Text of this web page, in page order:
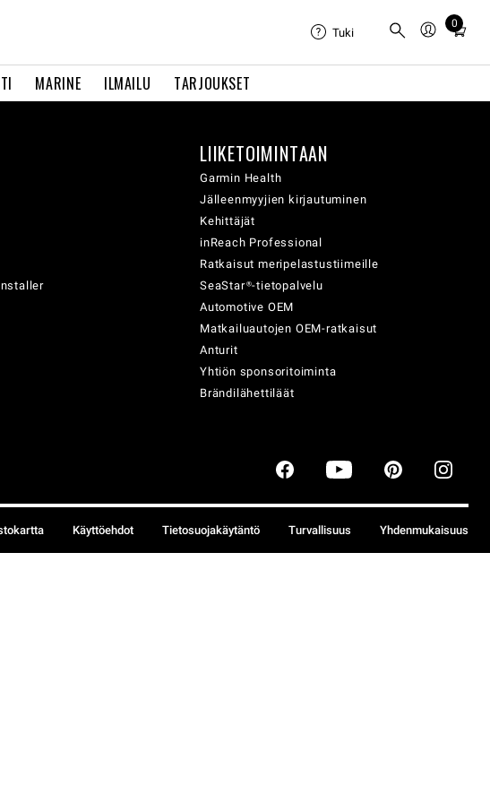
MARINE ILMAILU TARJOUKSET
Tuki
0
Total
cart:
LIIKETOIMINTAAN
Garmin Health
Jälleenmyyjien kirjautuminen
Kehittäjät
inReach Professional
Ratkaisut meripelastustiimeille
SeaStar®-tietopalvelu
Automotive OEM
Matkailuautojen OEM-ratkaisut
Anturit
Yhtiön sponsoritoiminta
Brändilähettiläät
Käyttöehdot Tietosuojakäytäntö Turvallisuus Yhdenmukaisuus